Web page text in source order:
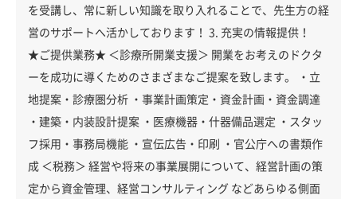
を受講し、常に新しい知識を取り入れることで、先生方の経
営のサポートへ活かしております！ 3. 充実の情報提供！
★ご提供業務★ ＜診療所開業支援＞ 開業をお考えのドクタ
ーを成功に導くためのさまざまなご提案を致します。 ・立
地提案・診療圏分析 ・事業計画策定・資金計画・資金調達
・建築・内装設計提案 ・医療機器・什器備品選定 ・スタッ
フ採用・事務局機能 ・宣伝広告・印刷 ・官公庁への書類作
成 ＜税務＞ 経営や将来の事業展開について、経営計画の策
定から資金管理、経営コンサルティング などあらゆる側面